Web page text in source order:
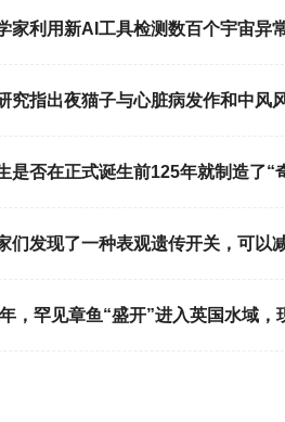
家利用新AI工具检测数百个宇宙异
究指出夜猫子与心脏病发作和中风
是否在正式诞生前125年就制造了“
们发现了一种表观遗传开关，可以
，罕见章鱼“盛开”进入英国水域，